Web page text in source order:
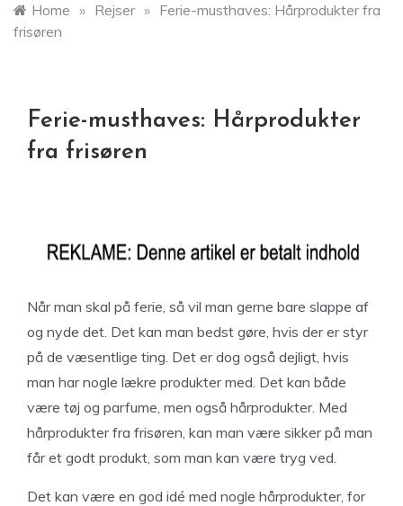
Home » Rejser » Ferie-musthaves: Hårprodukter fra
frisøren
Ferie-musthaves: Hårprodukter
fra frisøren
Når man skal på ferie, så vil man gerne bare slappe af
og nyde det. Det kan man bedst gøre, hvis der er styr
på de væsentlige ting. Det er dog også dejligt, hvis
man har nogle lækre produkter med. Det kan både
være tøj og parfume, men også hårprodukter. Med
hårprodukter fra frisøren, kan man være sikker på man
får et godt produkt, som man kan være tryg ved.
Det kan være en god idé med nogle hårprodukter, for